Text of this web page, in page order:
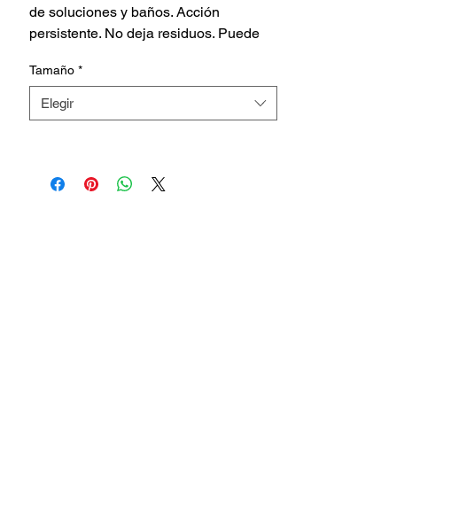
de soluciones y baños. Acción
persistente. No deja residuos. Puede
espuma o añadirlo en pequeñas dosis
en los depósitos de recuperación.
Tamaño *
Elegir